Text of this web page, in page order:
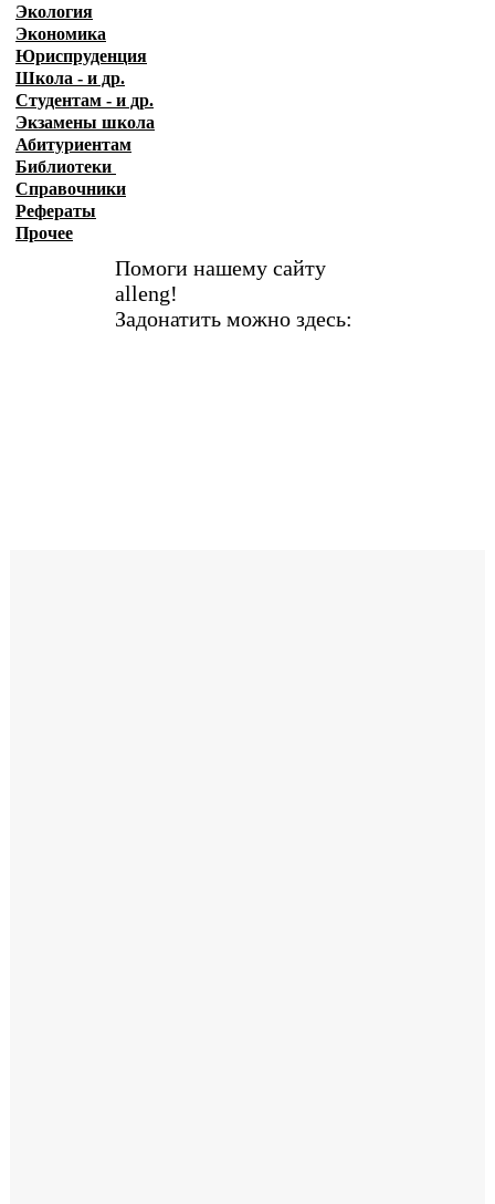
Экология
Экономика
Юриспруденция
Школа - и др.
Студентам - и др.
Экзамены школа
Абитуриентам
Библиотеки
Справочники
Рефераты
Прочее
Помоги нашему сайту
alleng!
Задонатить можно здесь: